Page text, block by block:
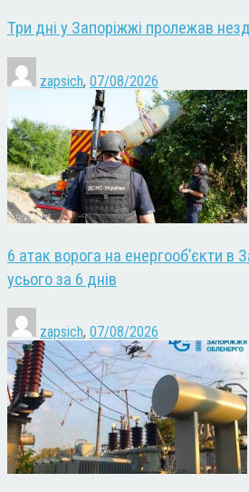
Три дні у Запоріжжі пролежав
zapsich, 07/08/2026
6 атак ворога на енергооб’єкти в
усього за 6 днів
zapsich, 07/08/2026